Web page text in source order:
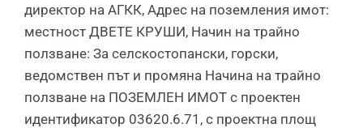
директор на АГКК, Адрес на поземления имот:
местност ДВЕТЕ КРУШИ, Начин на трайно
ползване: За селскостопански, горски,
ведомствен път и промяна Начина на трайно
ползване на ПОЗЕМЛЕН ИМОТ с проектен
идентификатор 03620.6.71, с проектна площ